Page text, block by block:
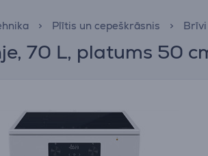
Plītis un cepeškrāsnis
70 L, platums 50